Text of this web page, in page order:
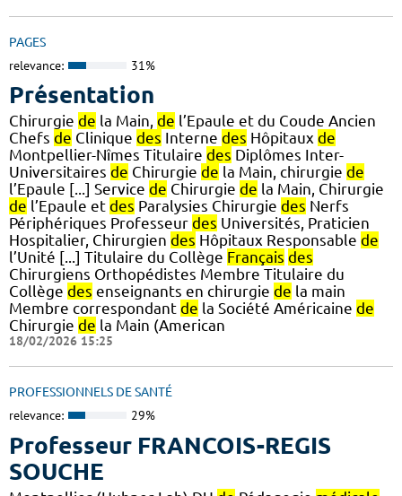
PAGES
relevance: 31%
Présentation
Chirurgie de la Main, de l’Epaule et du Coude Ancien
Chefs de Clinique des Interne des Hôpitaux de
Montpellier-Nîmes Titulaire des Diplômes Inter-
Universitaires de Chirurgie de la Main, chirurgie de
l’Epaule [...] Service de Chirurgie de la Main, Chirurgie
de l’Epaule et des Paralysies Chirurgie des Nerfs
Périphériques Professeur des Universités, Praticien
Hospitalier, Chirurgien des Hôpitaux Responsable de
l’Unité [...] Titulaire du Collège Français des
Chirurgiens Orthopédistes Membre Titulaire du
Collège des enseignants en chirurgie de la main
Membre correspondant de la Société Américaine de
Chirurgie de la Main (American
18/02/2026 15:25
PROFESSIONNELS DE SANTÉ
relevance: 29%
Professeur FRANCOIS-REGIS
SOUCHE